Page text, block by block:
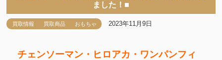
ました！■
買取情報 買取商品 おもちゃ 2023年11月9日
チェンソーマン・ヒロアカ・ワンパンフィ